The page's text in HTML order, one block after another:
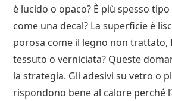
è lucido o opaco? È più spesso
come una decal? La superficie è
porosa come il legno non trattato,
tessuto o verniciata? Queste
la strategia. Gli adesivi su vetro o
rispondono bene al calore perché